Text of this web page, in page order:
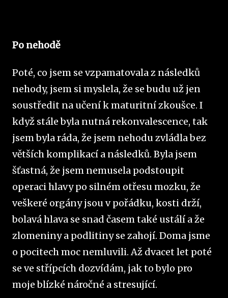
Po nehodě
Poté, co jsem se vzpamatovala z následků
nehody, jsem si myslela, že se budu už jen
soustředit na učení k maturitní zkoušce. I
když stále byla nutná rekonvalescence, tak
jsem byla ráda, že jsem nehodu zvládla bez
větších komplikací a následků. Byla jsem
šťastná, že jsem nemusela podstoupit
operaci hlavy po silném otřesu mozku, že
veškeré orgány jsou v pořádku, kosti drží,
bolavá hlava se snad časem také ustálí a že
zlomeniny a podlitiny se zahojí. Doma jsme
o pocitech moc nemluvili. Až dvacet let poté
se ve střípcích dozvídám, jak to bylo pro
moje blízké náročné a stresující.